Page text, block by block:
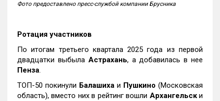
Фото предоставлено пресс-службой компании Брусника
Ротация участников
По итогам третьего квартала 2025 года из первой
двадцатки выбыла Астрахань, а добавилась в нее
Пенза.
ТОП-50 покинули Балашиха и Пушкино (Московская
область), вместо них в рейтинг вошли Архангельски